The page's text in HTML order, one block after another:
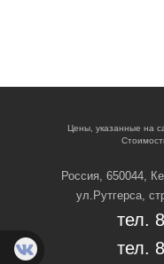
Цены, указанные на
Россия, 650044,
ул.Рутгерса,
тел.
тел.